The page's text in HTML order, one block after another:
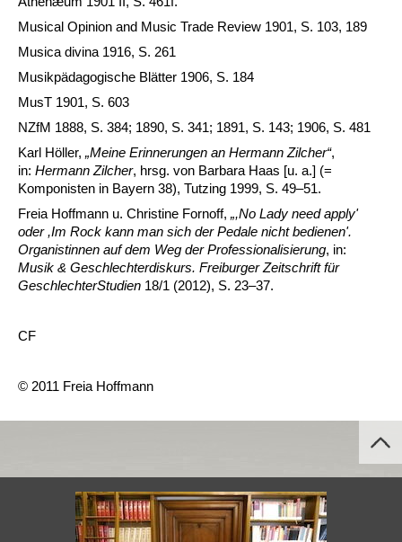
Musical Opinion and Music Trade Review 1901, S. 103, 189
Musica divina 1916, S. 261
Musikpädagogische Blätter 1906, S. 184
MusT 1901, S. 603
NZfM 1888, S. 384; 1890, S. 341; 1891, S. 143; 1906, S. 481
Karl Höller, „Meine Erinnerungen an Hermann Zilcher“,
in: Hermann Zilcher, hrsg. von Barbara Haas [u. a.] (=
Komponisten in Bayern 38), Tutzing 1999, S. 49–51.
Freia Hoffmann u. Christine Fornoff, „,No Lady need apply'
oder ,Im Rock kann man sich der Pedale nicht bedienen'.
Organistinnen auf dem Weg der Professionalisierung, in:
Musik & Geschlechterdiskurs. Freiburger Zeitschrift für
GeschlechterStudien 18/1 (2012), S. 23–37.
CF
© 2011 Freia Hoffmann